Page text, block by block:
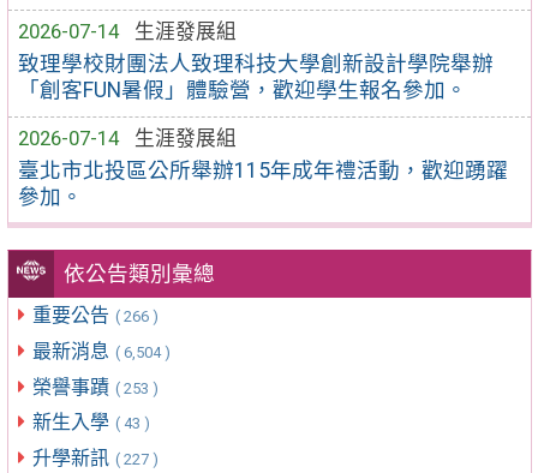
2026-07-14
生涯發展組
致理學校財團法人致理科技大學創新設計學院舉辦
「創客FUN暑假」體驗營，歡迎學生報名參加。
2026-07-14
生涯發展組
臺北市北投區公所舉辦115年成年禮活動，歡迎踴躍
參加。
依公告類別彙總
重要公告 ( 266 )
最新消息 ( 6,504 )
榮譽事蹟 ( 253 )
新生入學 ( 43 )
升學新訊 ( 227 )